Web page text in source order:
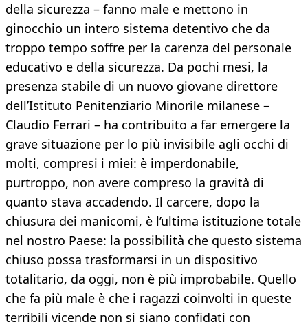
della sicurezza – fanno male e mettono in
ginocchio un intero sistema detentivo che da
troppo tempo soffre per la carenza del personale
educativo e della sicurezza. Da pochi mesi, la
presenza stabile di un nuovo giovane direttore
dell’Istituto Penitenziario Minorile milanese –
Claudio Ferrari – ha contribuito a far emergere la
grave situazione per lo più invisibile agli occhi di
molti, compresi i miei: è imperdonabile,
purtroppo, non avere compreso la gravità di
quanto stava accadendo. Il carcere, dopo la
chiusura dei manicomi, è l’ultima istituzione totale
nel nostro Paese: la possibilità che questo sistema
chiuso possa trasformarsi in un dispositivo
totalitario, da oggi, non è più improbabile. Quello
che fa più male è che i ragazzi coinvolti in queste
terribili vicende non si siano confidati con